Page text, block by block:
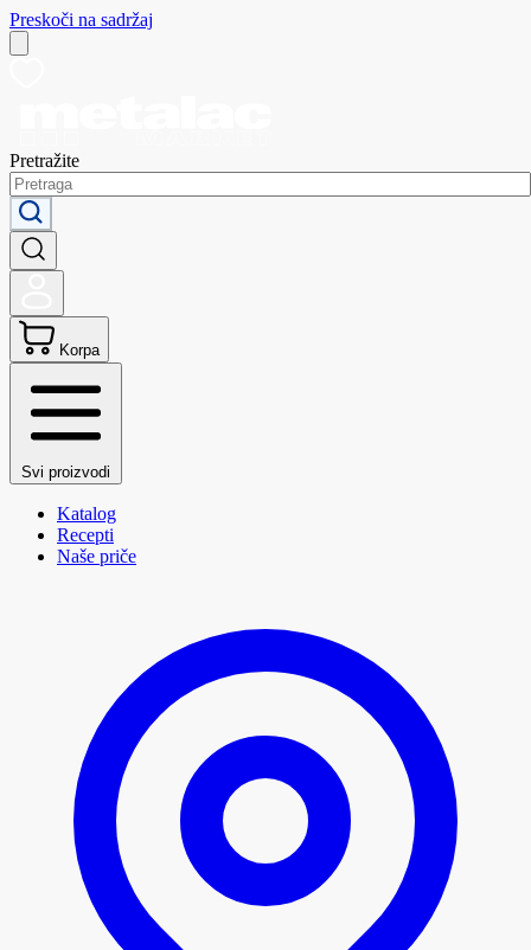
Preskoči na sadržaj
Pretražite
Korpa
Svi proizvodi
Katalog
Recepti
Naše priče